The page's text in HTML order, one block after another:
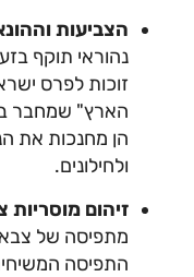
הצביעות
נהוראי תוקף
זוכות לפרס
הארץ" שמחבר
הן מחנכות את
ולחילונים.
זיהום
מתפיסה של
התפיסה